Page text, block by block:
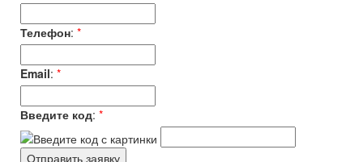
Телефон: *
Email: *
Введите код: *